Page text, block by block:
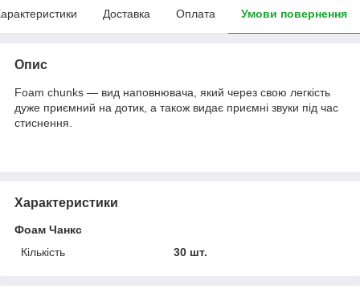
Доставка Оплата Умови повернення
Опис
Foam chunks — вид наповнювача, який через свою легкість
дуже приємний на дотик, а також видає приємні звуки під час
стиснення.
Характеристики
Фоам Чанкс
Кількість
30 шт.